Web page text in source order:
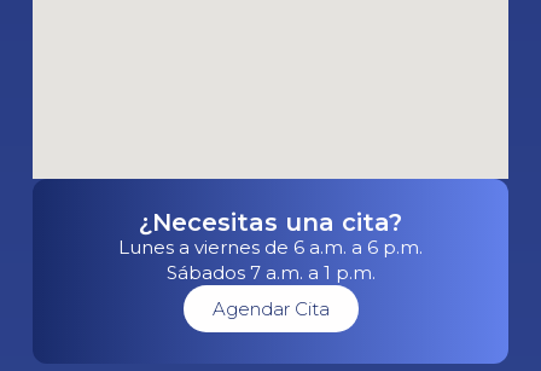
¿Necesitas una cita?
Lunes a viernes de 6 a.m. a 6 p.m.
Sábados 7 a.m. a 1 p.m.
Agendar Cita